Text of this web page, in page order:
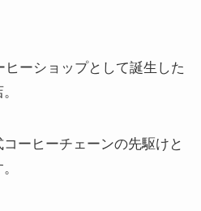
ヒーショップとして誕生した
ーヒーチェーンの先駆けと